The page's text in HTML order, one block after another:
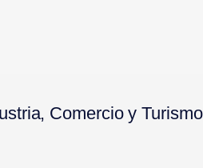
Comercio y Turismo